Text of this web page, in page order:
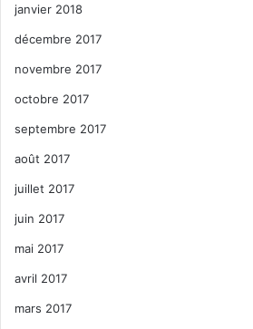
janvier 2018
décembre 2017
novembre 2017
octobre 2017
septembre 2017
août 2017
juillet 2017
juin 2017
mai 2017
avril 2017
mars 2017